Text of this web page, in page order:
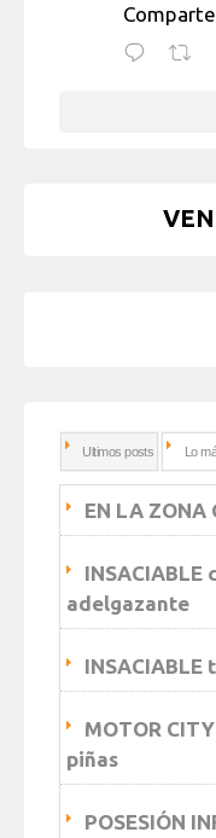
Ultimos posts Lo
EN LA ZONA
adelgazante
INSACIABLE
MOTOR
piñas
POSESIÓN